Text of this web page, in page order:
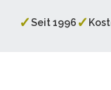
✓Seit 1996 ✓